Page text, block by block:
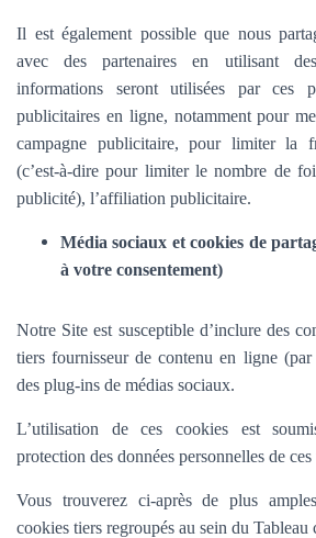
Il est également possible que nous
avec des partenaires en utilisant
informations seront utilisées par ces
publicitaires en ligne, notamment pour
campagne publicitaire, pour limiter la
(c’est-à-dire pour limiter le nombre de
publicité), l’affiliation publicitaire.
Média sociaux et cookies de
à votre consentement)
Notre Site est susceptible d’inclure des
tiers fournisseur de contenu en ligne
des plug-ins de médias sociaux.
L’utilisation de ces cookies est
protection des données personnelles de ces
Vous trouverez ci-après de plus
cookies tiers regroupés au sein du Tableau